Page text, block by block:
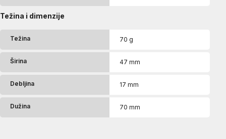
Težina i dimenzije
Težina 70 g
Širina 47 mm
Debljina 17 mm
Dužina 70 mm